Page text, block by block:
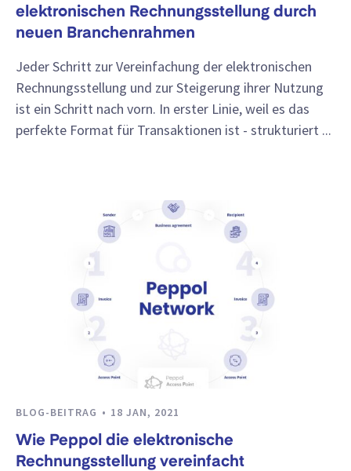
elektronischen Rechnungsstellung durch
neuen Branchenrahmen
Jeder Schritt zur Vereinfachung der elektronischen
Rechnungsstellung und zur Steigerung ihrer Nutzung
ist ein Schritt nach vorn. In erster Linie, weil es das
perfekte Format für Transaktionen ist - strukturiert ...
BLOG-BEITRAG 18 JAN, 2021
Wie Peppol die elektronische
Rechnungsstellung vereinfacht